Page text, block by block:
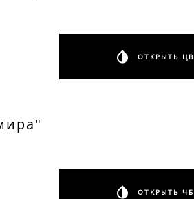
ОТКРЫТЬ ЦВ
ОТКРЫТЬ ЧБ